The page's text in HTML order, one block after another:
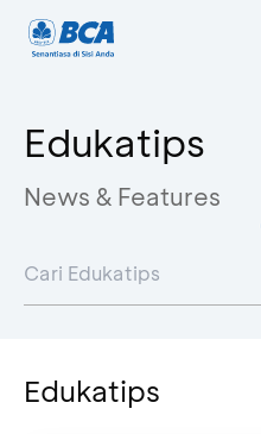
Edukatips
News & Features
Edukatips